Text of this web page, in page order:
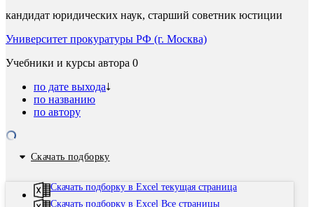
кандидат юридических наук, старший советник юстиции
Университет прокуратуры РФ (г. Москва)
Учебники и курсы автора 0
по дате выхода
по названию
по автору
Скачать подборку
Скачать подборку в Excel текущая страница
Скачать подборку в Excel Все страницы